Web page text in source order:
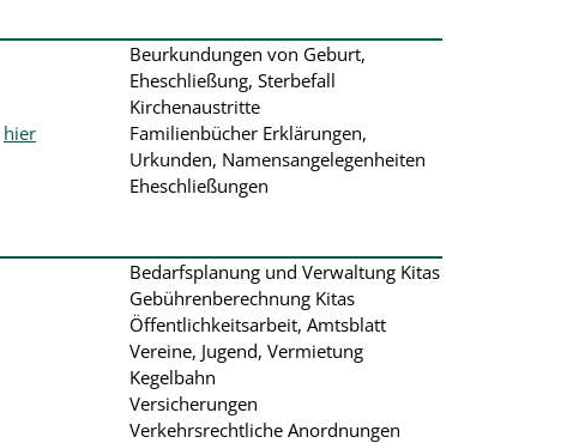
hier
Beurkundungen von Geburt,
Eheschließung, Sterbefall
Kirchenaustritte
Familienbücher Erklärungen,
Urkunden, Namensangelegenheiten
Eheschließungen
Bedarfsplanung und Verwaltung Kitas
Gebührenberechnung Kitas
Öffentlichkeitsarbeit, Amtsblatt
Vereine, Jugend, Vermietung
Kegelbahn
Versicherungen
Verkehrsrechtliche Anordnungen